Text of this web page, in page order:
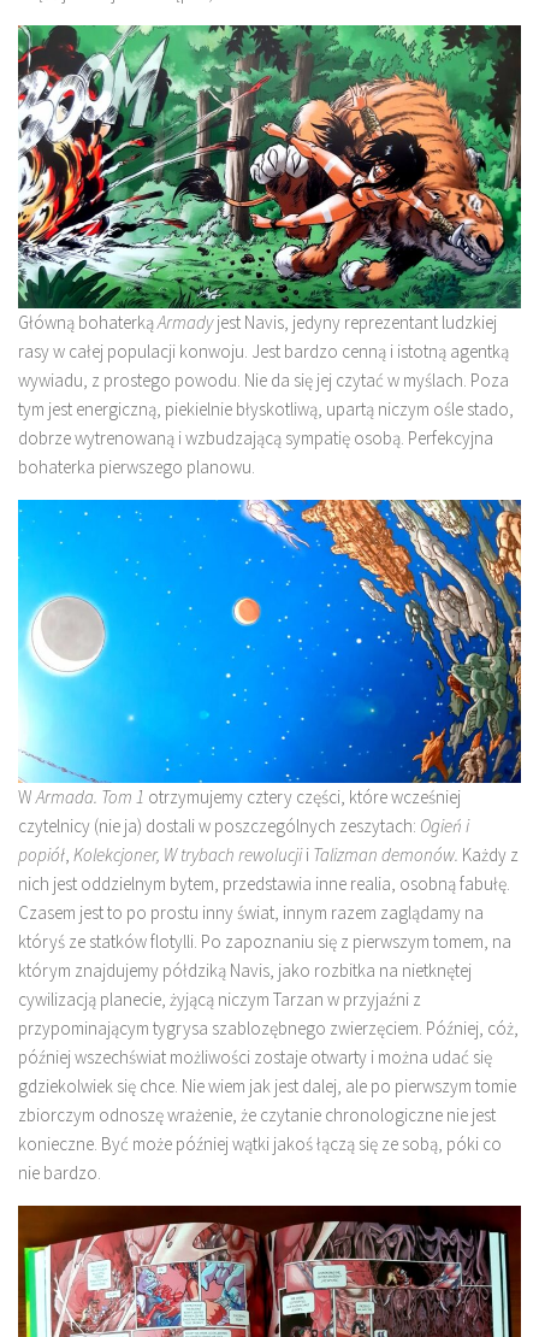
Główną bohaterkąArmadyjest Navis, jedyny reprezentant ludzkiej
rasy w całej populacji konwoju. Jest bardzo cenną i istotną agentką
wywiadu, z prostego powodu. Nie da się jej czytać w myślach. Poza
tym jest energiczną, piekielnie błyskotliwą, upartą niczym ośle stado,
dobrze wytrenowaną i wzbudzającą sympatię osobą. Perfekcyjna
bohaterka pierwszego planowu.
WArmada. Tom 1 otrzymujemy cztery części, które wcześniej
czytelnicy (nie ja) dostali w poszczególnych zeszytach: Ogień i
popiół, Kolekcjoner, W trybach rewolucjii Talizman demonów. Każdy z
nich jest oddzielnym bytem, przedstawia inne realia, osobną fabułę.
Czasem jest to po prostu inny świat, innym razem zaglądamy na
któryś ze statków flotylli. Po zapoznaniu się z pierwszym tomem, na
którym znajdujemy półdziką Navis, jako rozbitka na nietknętej
cywilizacją planecie, żyjącą niczym Tarzan w przyjaźni z
przypominającym tygrysa szablozębnego zwierzęciem. Później, cóż,
później wszechświat możliwości zostaje otwarty i można udać się
gdziekolwiek się chce. Nie wiem jak jest dalej, ale po pierwszym tomie
zbiorczym odnoszę wrażenie, że czytanie chronologiczne nie jest
konieczne. Być może później wątki jakoś łączą się ze sobą, póki co
nie bardzo.